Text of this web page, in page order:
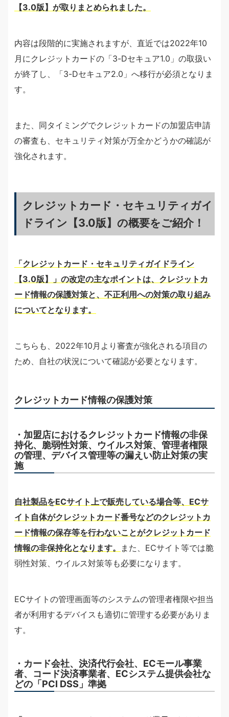
【3.0版】が取りまとめられました。
内容は段階的に実施されますが、直近では2022年10
月にクレジットカードの「3-Dセキュア1.0」の取扱い
が終了し、「3-Dセキュア2.0」へ移行が必須となりま
す。
また、同タイミングでクレジットカードの加盟店申請
の審査も、セキュリティ対策が万全かどうかの確認が
強化されます。
クレジットカード・セキュリティガイ
ドライン【3.0版】の概要をご紹介！
「クレジットカード・セキュリティガイドライン
【3.0版】」の改定の主なポイントは、クレジットカ
ード情報の保護対策と、不正利用への対策の取り組み
についてとなります。
こちらも、2022年10月より審査が強化される項目の
ため、自社の状況について確認が必要となります。
クレジットカード情報の保護対策
・加盟店におけるクレジットカード情報の非保
持化、脆弱性対策、ウイルス対策、管理者権限
の管理、デバイス管理等の漏えい防止対策の実
施
自社製品をECサイト上で販売している場合等、ECサ
イト自体がクレジットカード番号などのクレジットカ
ード情報の保存等を行わないことがクレジットカード
情報の非保持化となります。
また、ECサイト等では脆
弱性対策、ウイルス対策等も必要になります。
ECサイトの管理画面等のシステムの管理者権限や担当
者が利用するデバイスも適切に管理する必要がありま
す。
・カード会社、決済代行会社、ECモール事業
者、コード決済事業者、ECシステム提供会社な
どの「PCI DSS」準拠